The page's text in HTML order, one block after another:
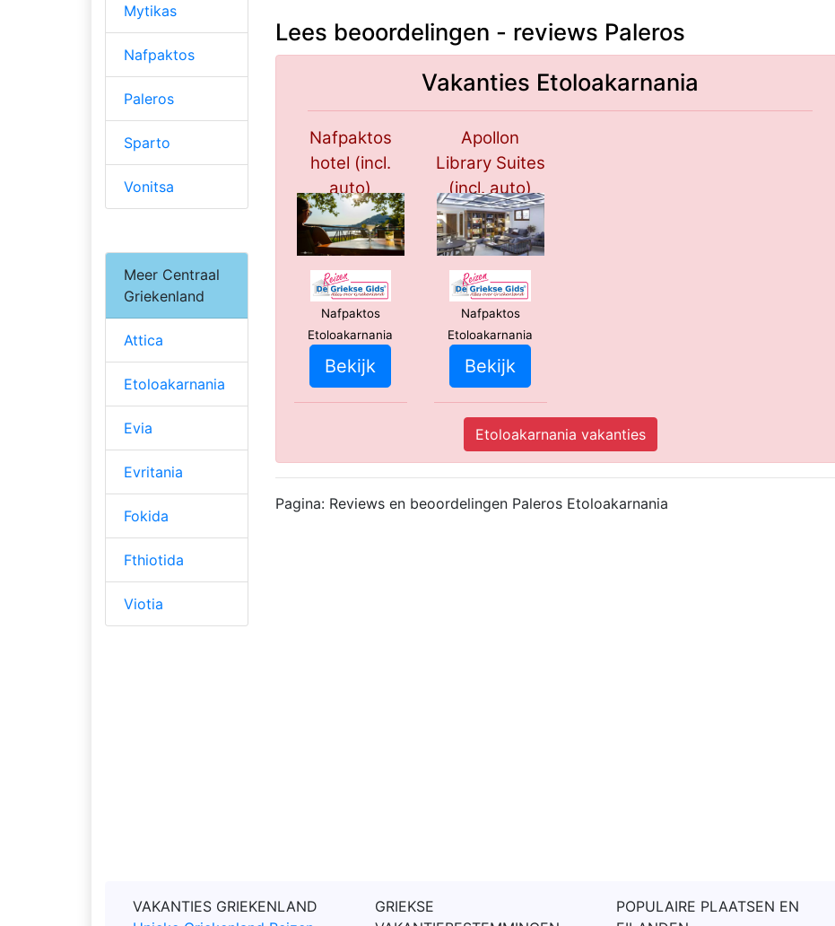
Lees beoordelingen - reviews Paleros
Vakanties Etoloakarnania
Nafpaktos
hotel (incl.
auto)
***
Nafpaktos
Etoloakarnania
Bekijk
Apollon
Library Suites
(incl. auto)
***
Nafpaktos
Etoloakarnania
Bekijk
Etoloakarnania vakanties
Pagina: Reviews en beoordelingen Paleros Etoloakarnania
Mytikas
Nafpaktos
Paleros
Sparto
Vonitsa
Meer Centraal
Griekenland
Attica
Etoloakarnania
Evia
Evritania
Fokida
Fthiotida
Viotia
VAKANTIES GRIEKENLAND
GRIEKSE
POPULAIRE PLAATSEN EN